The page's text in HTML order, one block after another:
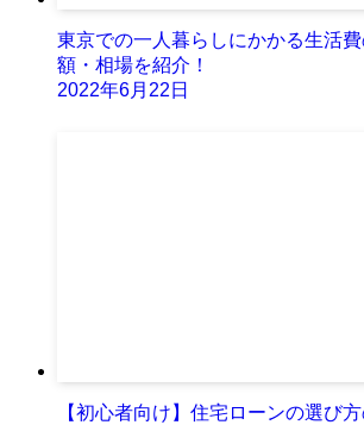
東京での一人暮らしにかかる生活
額・相場を紹介！
2022年6月22日
【初心者向け】住宅ローンの選び